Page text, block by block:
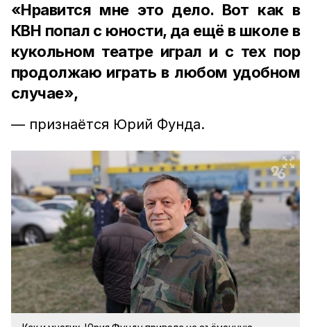
«Нравится мне это дело. Вот как в
КВН попал с юности, да ещё в школе в
кукольном театре играл и с тех пор
продолжаю играть в любом удобном
случае»,
— признаётся Юрий Фунда.